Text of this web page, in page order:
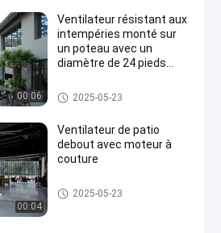
00:06
Ventilateur résistant aux
intempéries monté sur
un poteau avec un
diamètre de 24 pieds
plein air
Ventilateur monté sur un pote
au
2025-05-23
00:04
Ventilateur de patio
debout avec moteur à
couture
Ventilateur monté sur un pote
au
2025-05-23